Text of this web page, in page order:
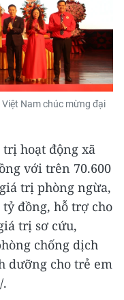
Nam chúc mừng đại
trị hoạt động xã
với trên 70.600
trị phòng ngừa,
đồng, hỗ trợ cho
trị sơ cứu,
chống dịch
dưỡng cho trẻ em